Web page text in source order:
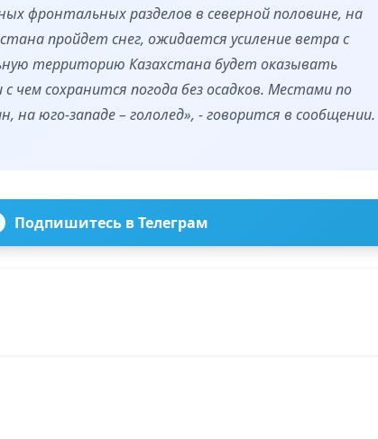
фронтальных разделов в северной половине, на
пройдет снег, ожидается усиление ветра с
территорию Казахстана будет оказывать
чем сохранится погода без осадков. Местами по
на юго-западе – гололед», - говорится в сообщении.
Подпишитесь в Телеграм